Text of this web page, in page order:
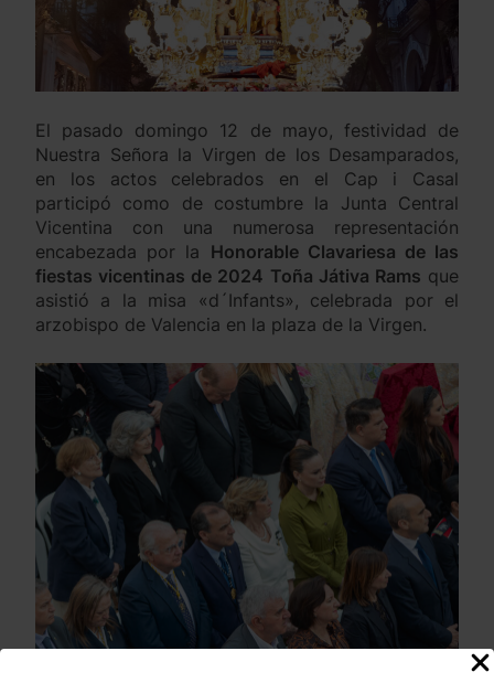
El pasado domingo 12 de mayo, festividad de
Nuestra Señora la Virgen de los Desamparados,
en los actos celebrados en el Cap i Casal
participó como de costumbre la Junta Central
Vicentina con una numerosa representación
encabezada por la Honorable Clavariesa de las
fiestas vicentinas de 2024 Toña Játiva Rams que
asistió a la misa «d´Infants», celebrada por el
arzobispo de Valencia en la plaza de la Virgen.